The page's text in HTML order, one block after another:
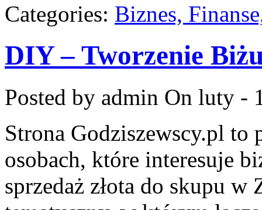
Categories: Biznes,
DIY – Tworzenie
Posted by admin On luty -
Strona Godziszewscy.pl to
osobach, które interesuje
sprzedaż złota do skupu